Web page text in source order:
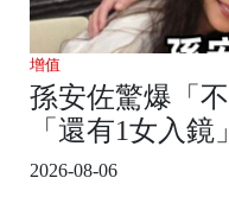
增值
孫安佐驚爆「
「還有1女入
2026-08-06